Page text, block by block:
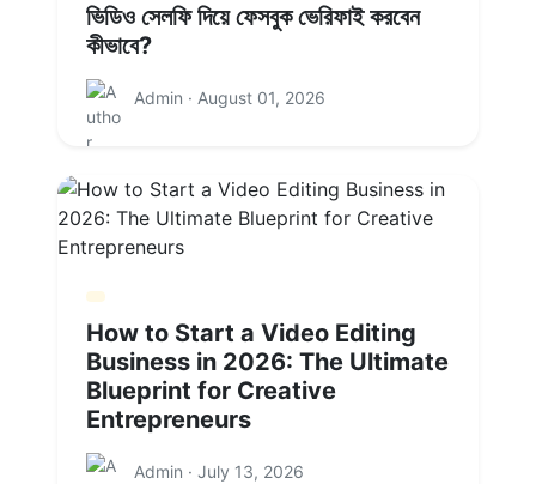
ভিডিও সেলফি দিয়ে ফেসবুক ভেরিফাই করবেন
কীভাবে?
Admin · August 01, 2026
How to Start a Video Editing
Business in 2026: The Ultimate
Blueprint for Creative
Entrepreneurs
Admin · July 13, 2026